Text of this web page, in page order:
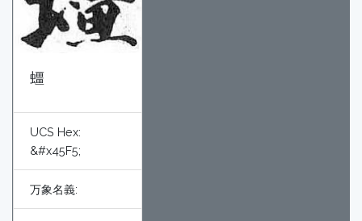
䗵
UCS Hex:
&#x45F5;
万象名義: